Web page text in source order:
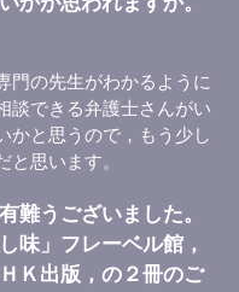
の先生がわかるように
談できる弁護士さんがい
かと思うので，もう少し
思います。
難うございました。
味」フレーベル館，
Ｋ出版，の２冊のご